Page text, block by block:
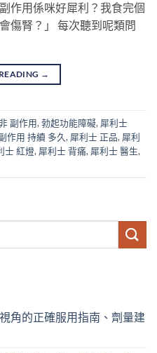
作用係咪好犀利？我食完個
傷腎？」 每次聽到呢類問
→
副作用, 勃起功能障礙, 犀利士
作用 持續 多久, 犀利士 正品, 犀利
士 紅燈, 犀利士 背痛, 犀利士 醫生,
角的正確服用指南、劑量建